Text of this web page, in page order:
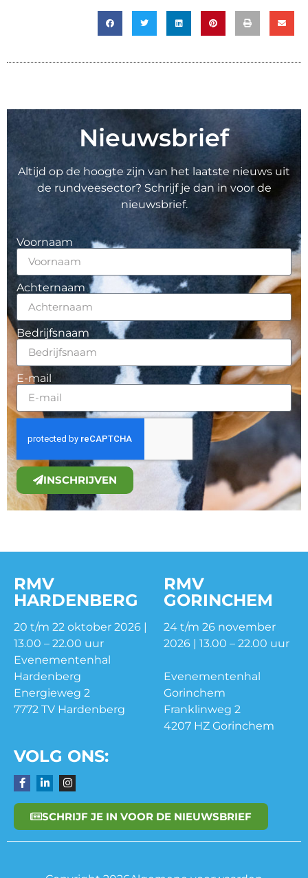
Nieuwsbrief
Altijd op de hoogte zijn van het laatste nieuws uit
de rundveesector? Schrijf je dan in voor de
nieuwsbrief.
Voornaam
Achternaam
Bedrijfsnaam
E-mail
INSCHRIJVEN
RMV
HARDENBERG
20 t/m 22 oktober 2026 |
13.00 – 22.00 uur
Evenementenhal
Hardenberg
Energieweg 2
7772 TV Hardenberg
RMV
GORINCHEM
24 t/m 26 november
2026 | 13.00 – 22.00 uur
Evenementenhal
Gorinchem
Franklinweg 2
4207 HZ Gorinchem
VOLG ONS:
SCHRIJF JE IN VOOR DE NIEUWSBRIEF